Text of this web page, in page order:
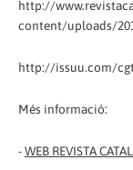
http://
content/uploads/
http://issuu.com/
Més informació:
-WEB REVISTA